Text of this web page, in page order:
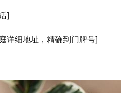
]
详细地址，精确到门牌号]